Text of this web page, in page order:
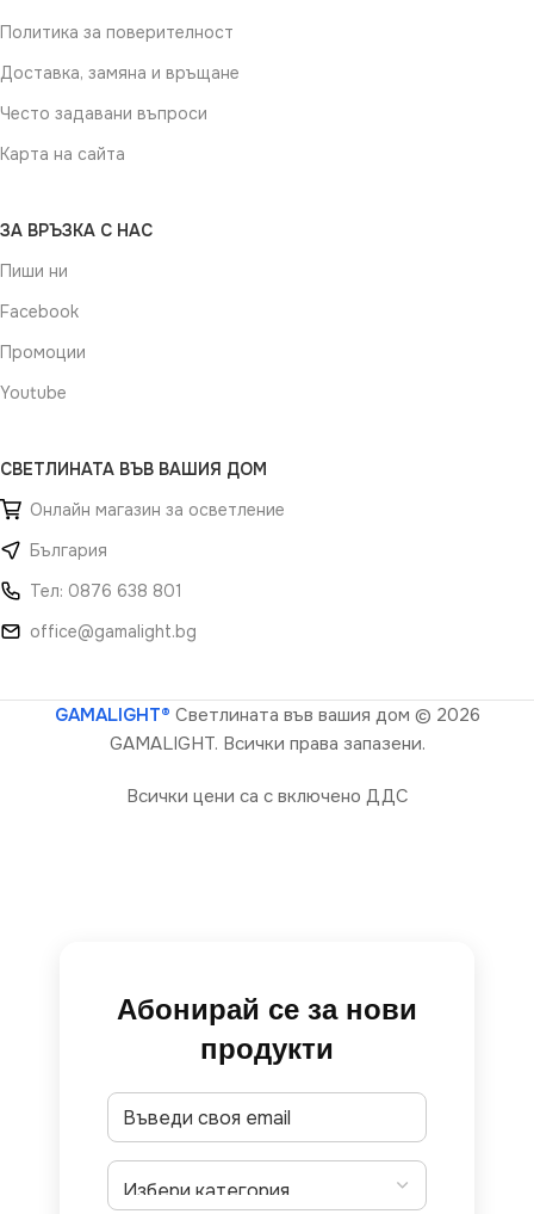
Политика за поверителност
Доставка, замяна и връщане
Често задавани въпроси
Карта на сайта
ЗА ВРЪЗКА С НАС
Пиши ни
Facebook
Промоции
Youtube
СВЕТЛИНАТА ВЪВ ВАШИЯ ДОМ
Онлайн магазин за осветление
България
Тел: 0876 638 801
office@gamalight.bg
GAMALIGHT® Светлината във вашия дом © 2026
GAMALIGHT. Всички права запазени.
Всички цени са с включено ДДС
Абонирай се за нови
продукти